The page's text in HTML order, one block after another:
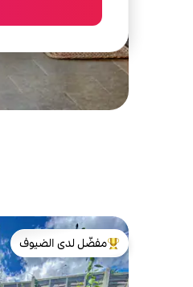
من أبرز البيوت المفضّلة
مفضّل لدى الضيوف